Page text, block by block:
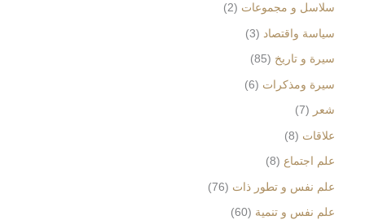
سلاسل و مجموعات 2
سياسة واقتصاد
3
سيرة و تاريخ 85
سيرة ومذكرات 6
شعر
7
علاقات 8
علم اجتماع 8
علم نفس و تطور ذات 76
علم نفس و تنمية 60